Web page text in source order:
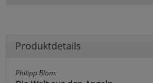
Produktdetails
Philipp Blom: